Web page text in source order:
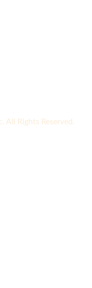
All Rights Reserved.